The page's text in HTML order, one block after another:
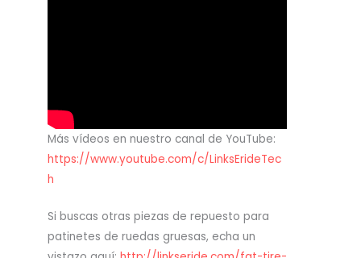
Más vídeos en nuestro canal de YouTube:
https://www.youtube.com/c/LinksErideTec
h
Si buscas otras piezas de repuesto para
patinetes de ruedas gruesas, echa un